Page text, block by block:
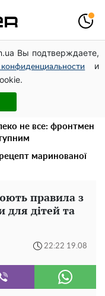
Вы подтверждаете,
и
вивів
фіктивну фірму в
змусила відвисати
не все: фронтмен
маринованої
правила з
для дітей та
22:22 19.08